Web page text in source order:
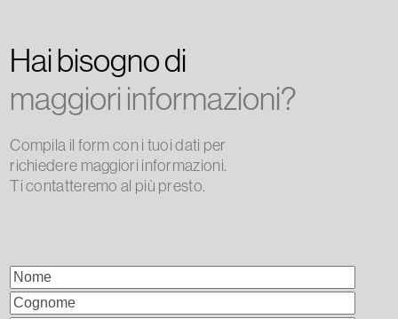
Hai bisogno di
maggiori informazioni?
Compila il form con i tuoi dati per
richiedere maggiori informazioni.
Ti contatteremo al più presto.